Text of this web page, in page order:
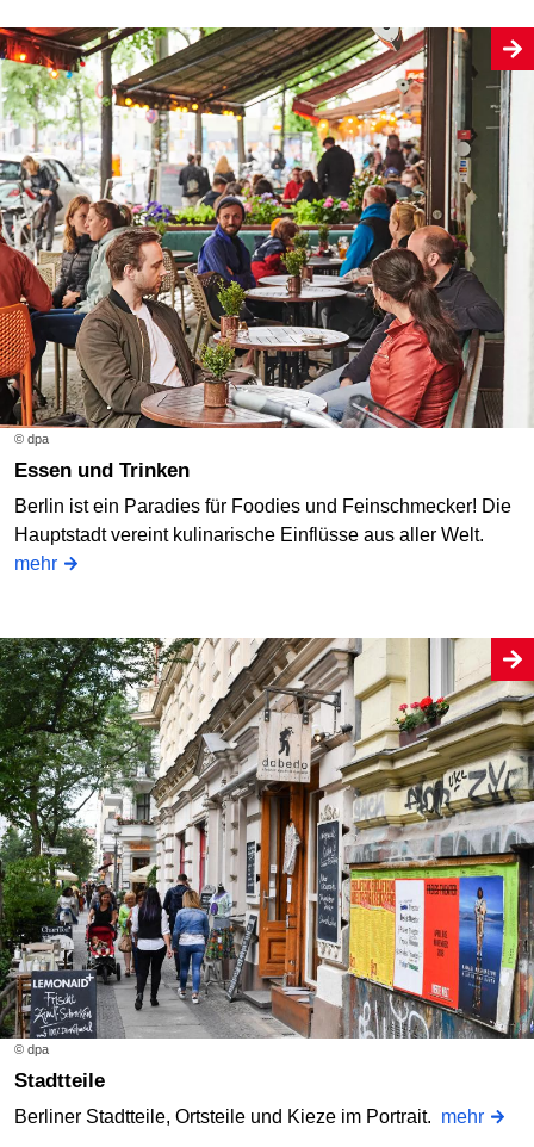
© dpa
Essen und Trinken
Berlin ist ein Paradies für Foodies und Feinschmecker! Die
Hauptstadt vereint kulinarische Einflüsse aus aller Welt.
mehr
© dpa
Stadtteile
Berliner Stadtteile, Ortsteile und Kieze im Portrait. mehr